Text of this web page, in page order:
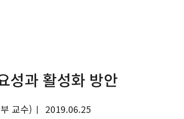
성과 활성화 방안
교수) |
2019.06.25